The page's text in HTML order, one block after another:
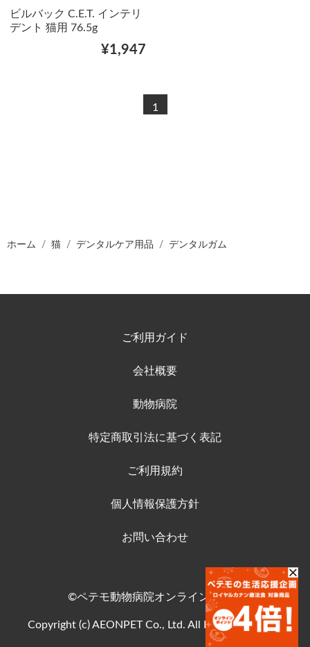
ビルバック C.E.T. インテリ
デント 猫用 76.5g
¥1,947
1
ホーム 猫 デンタルケア用品 デンタルガム
ご利用ガイド
会社概要
動物病院
特定商取引法に基づく表記
ご利用規約
個人情報保護方針
お問い合わせ
©ペテモ動物病院オンラインストア
Copyright (c) AEONPET Co., Ltd. All Rights Reserved.